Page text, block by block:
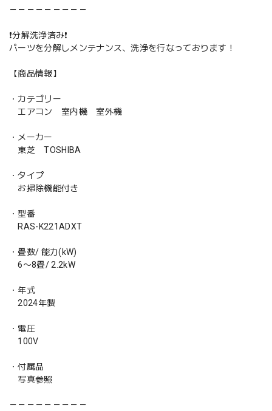
－－－－－－－－－
❗️分解洗浄済み❗️
パーツを分解しメンテナンス、洗浄を行なっております！
【商品情報】
・カテゴリー
エアコン 室内機 室外機
・メーカー
東芝 TOSHIBA
・タイプ
お掃除機能付き
・型番
RAS-K221ADXT
・畳数/ 能力(kW)
6〜8畳/ 2.2kW
・年式
2024年製
・電圧
100V
・付属品
写真参照
－－－－－－－－－